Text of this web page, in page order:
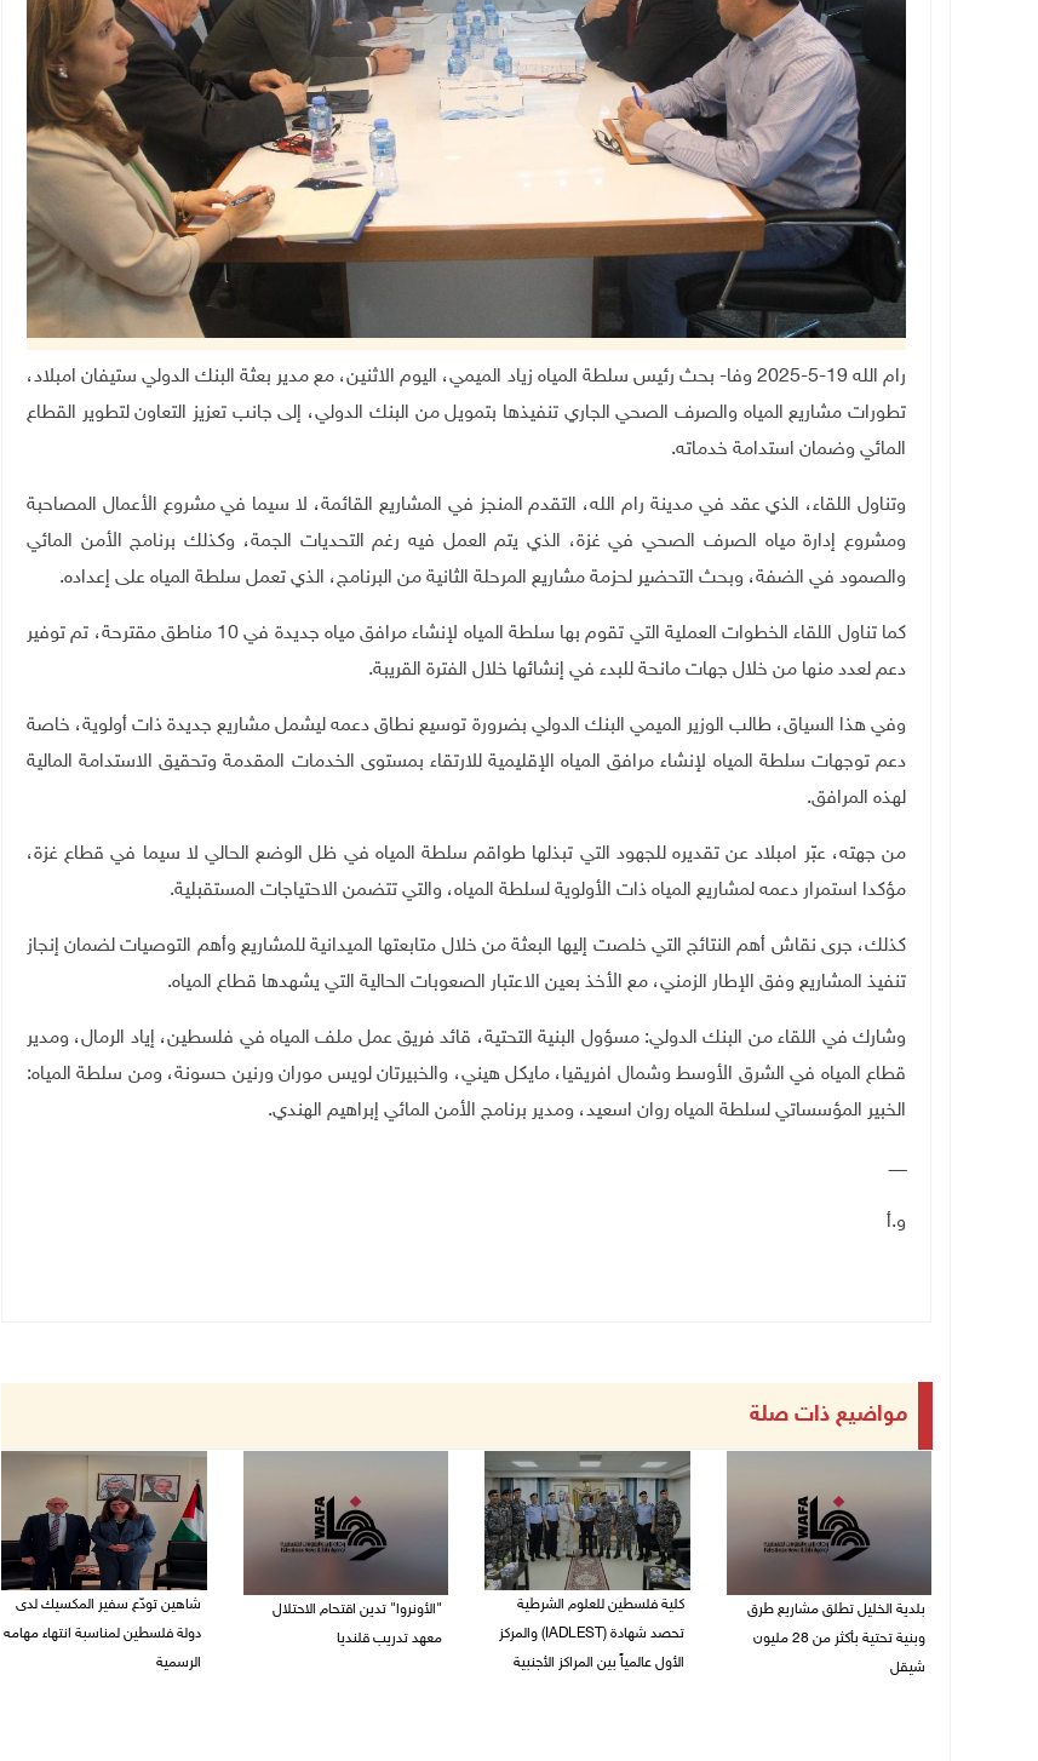
رام الله 19-5-2025 وفا- بحث رئيس سلطة المياه زياد الميمي، اليوم الاثنين، مع مدير بعثة البنك الدولي ستيفان امبلاد،
تطورات مشاريع المياه والصرف الصحي الجاري تنفيذها بتمويل من البنك الدولي، إلى جانب تعزيز التعاون لتطوير القطاع
المائي وضمان استدامة خدماته.
وتناول اللقاء، الذي عقد في مدينة رام الله، التقدم المنجز في المشاريع القائمة، لا سيما في مشروع الأعمال المصاحبة
ومشروع إدارة مياه الصرف الصحي في غزة، الذي يتم العمل فيه رغم التحديات الجمة، وكذلك برنامج الأمن المائي
والصمود في الضفة، وبحث التحضير لحزمة مشاريع المرحلة الثانية من البرنامج، الذي تعمل سلطة المياه على إعداده.
كما تناول اللقاء الخطوات العملية التي تقوم بها سلطة المياه لإنشاء مرافق مياه جديدة في 10 مناطق مقترحة، تم توفير
دعم لعدد منها من خلال جهات مانحة للبدء في إنشائها خلال الفترة القريبة.
وفي هذا السياق، طالب الوزير الميمي البنك الدولي بضرورة توسيع نطاق دعمه ليشمل مشاريع جديدة ذات أولوية، خاصة
دعم توجهات سلطة المياه لإنشاء مرافق المياه الإقليمية للارتقاء بمستوى الخدمات المقدمة وتحقيق الاستدامة المالية
لهذه المرافق.
من جهته، عبّر امبلاد عن تقديره للجهود التي تبذلها طواقم سلطة المياه في ظل الوضع الحالي لا سيما في قطاع غزة،
مؤكدا استمرار دعمه لمشاريع المياه ذات الأولوية لسلطة المياه، والتي تتضمن الاحتياجات المستقبلية.
كذلك، جرى نقاش أهم النتائج التي خلصت إليها البعثة من خلال متابعتها الميدانية للمشاريع وأهم التوصيات لضمان إنجاز
تنفيذ المشاريع وفق الإطار الزمني، مع الأخذ بعين الاعتبار الصعوبات الحالية التي يشهدها قطاع المياه.
وشارك في اللقاء من البنك الدولي: مسؤول البنية التحتية، قائد فريق عمل ملف المياه في فلسطين، إياد الرمال، ومدير
قطاع المياه في الشرق الأوسط وشمال افريقيا، مايكل هيني، والخبيرتان لويس موران ورنين حسونة، ومن سلطة المياه:
الخبير المؤسساتي لسلطة المياه روان اسعيد، ومدير برنامج الأمن المائي إبراهيم الهندي.
ـــــــ
و.أ
مواضيع ذات صلة
بلدية الخليل تطلق مشاريع طرق
وبنية تحتية بأكثر من 28 مليون
شيقل
كلية فلسطين للعلوم الشرطية
تحصد شهادة (IADLEST) والمركز
الأول عالمياً بين المراكز الأجنبية
"الأونروا" تدين اقتحام الاحتلال
معهد تدريب قلنديا
شاهين تودّع سفير المكسيك لدى
دولة فلسطين لمناسبة انتهاء مهامه
الرسمية